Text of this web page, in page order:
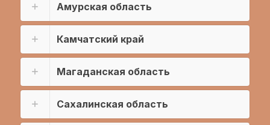
Амурская область
Камчатский край
Магаданская область
Сахалинская область